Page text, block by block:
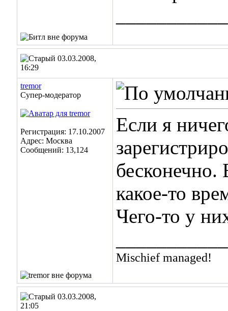
03.03.2008,
16:29
tremor
Супер-модератор
Регистрация: 17.10.2007
Адрес: Москва
Сообщений: 13,124
Если я
бесконечно.
какое-то
Чего-то у
Mischief managed!
03.03.2008,
21:05